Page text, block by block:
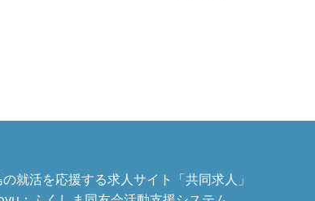
就活を応援する求人サイト「共同求人」